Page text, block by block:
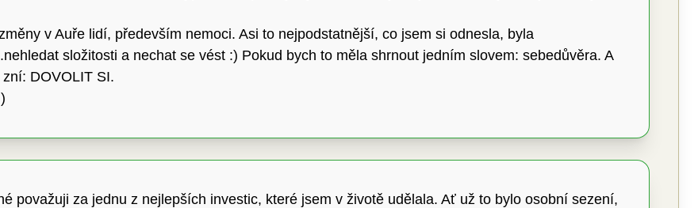
v Auře lidí, především nemoci. Asi to nejpodstatnější, co jsem si odnesla, byla
složitosti a nechat se vést :) Pokud bych to měla shrnout jedním slovem: sebedůvěra. A
DOVOLIT SI.
považuji za jednu z nejlepších investic, které jsem v životě udělala. Ať už to bylo osobní sezení,